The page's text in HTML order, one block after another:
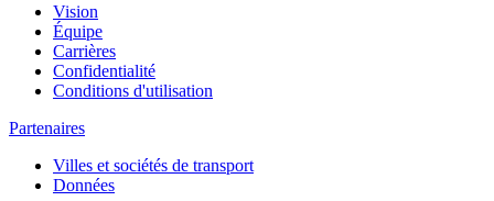
Vision
Équipe
Carrières
Confidentialité
Conditions d'utilisation
Partenaires
Villes et sociétés de transport
Données